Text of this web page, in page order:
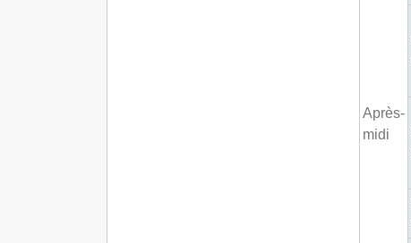
Après-
midi